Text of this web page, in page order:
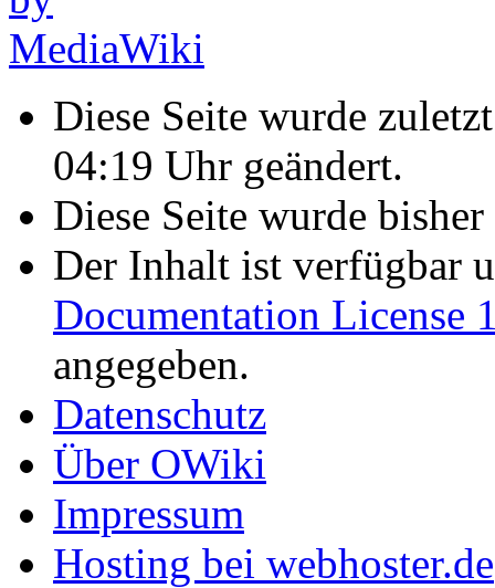
Diese Seite wurde
04:19 Uhr geändert.
Diese Seite wurde
Der Inhalt ist verfügbar
Documentation License
angegeben.
Datenschutz
Über OWiki
Impressum
Hosting bei webhoster.de